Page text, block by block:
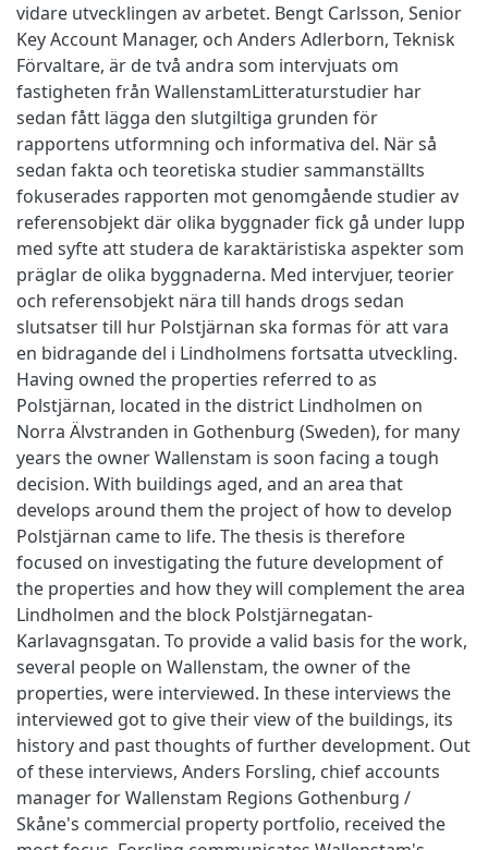
vidare utvecklingen av arbetet. Bengt Carlsson, Senior
Key Account Manager, och Anders Adlerborn, Teknisk
Förvaltare, är de två andra som intervjuats om
fastigheten från WallenstamLitteraturstudier har
sedan fått lägga den slutgiltiga grunden för
rapportens utformning och informativa del. När så
sedan fakta och teoretiska studier sammanställts
fokuserades rapporten mot genomgående studier av
referensobjekt där olika byggnader fick gå under lupp
med syfte att studera de karaktäristiska aspekter som
präglar de olika byggnaderna. Med intervjuer, teorier
och referensobjekt nära till hands drogs sedan
slutsatser till hur Polstjärnan ska formas för att vara
en bidragande del i Lindholmens fortsatta utveckling.
Having owned the properties referred to as
Polstjärnan, located in the district Lindholmen on
Norra Älvstranden in Gothenburg (Sweden), for many
years the owner Wallenstam is soon facing a tough
decision. With buildings aged, and an area that
develops around them the project of how to develop
Polstjärnan came to life. The thesis is therefore
focused on investigating the future development of
the properties and how they will complement the area
Lindholmen and the block Polstjärnegatan-
Karlavagnsgatan. To provide a valid basis for the work,
several people on Wallenstam, the owner of the
properties, were interviewed. In these interviews the
interviewed got to give their view of the buildings, its
history and past thoughts of further development. Out
of these interviews, Anders Forsling, chief accounts
manager for Wallenstam Regions Gothenburg /
Skåne's commercial property portfolio, received the